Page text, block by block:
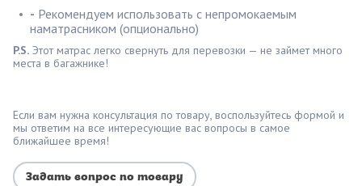
- Рекомендуем использовать с непромокаемым
наматрасником (опционально)
P.S. Этот матрас легко свернуть для перевозки — не займет много
места в багажнике!
Если вам нужна консультация по товару, воспользуйтесь формой и
мы ответим на все интересующие вас вопросы в самое
ближайшее время!
Задать вопрос по товару